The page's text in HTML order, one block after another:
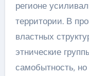
регионе
территории. В
властных
этнические
самобытность,